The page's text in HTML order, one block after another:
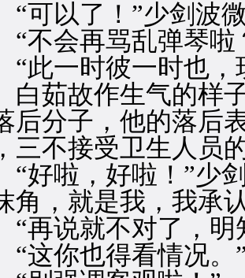
以了！”少剑波微
会再骂乱弹琴啦
一时彼一时也，
故作生气的样子
后分子，他的落后
三不接受卫生人
啦，好啦！”少剑
角，就是我，我承
说就不对了，明
你也得看情况。